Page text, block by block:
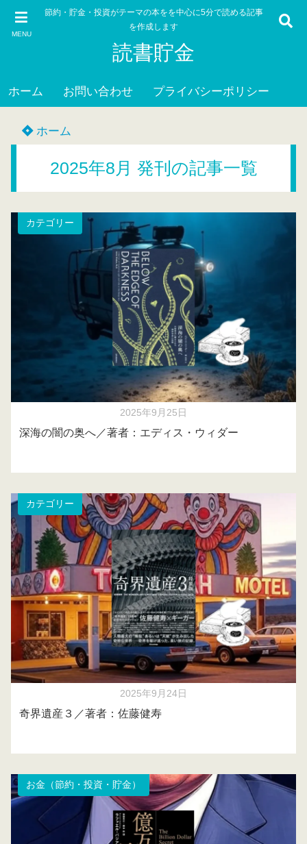
MENU
節約・貯金・投資がテーマの本をを中心に5分で読める記事
を作成します
読書貯金
ホーム お問い合わせ プライバシーポリシー
ホーム
2025年8月 発刊の記事一覧
カテゴリー
2025年9月25日
深海の闇の奥へ／著者：エディス・ウィダー
カテゴリー
2025年9月24日
奇界遺産３／著者：佐藤健寿
お金（節約・投資・貯金）